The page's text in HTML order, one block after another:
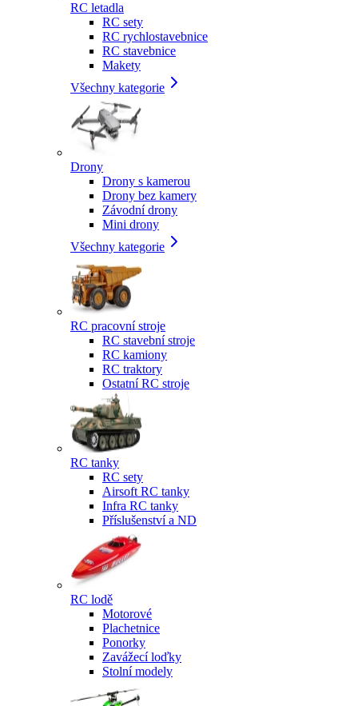
RC letadla
RC sety
RC rychlostavebnice
RC stavebnice
Makety
Všechny kategorie
Drony
Drony s kamerou
Drony bez kamery
Závodní drony
Mini drony
Všechny kategorie
RC pracovní stroje
RC stavební stroje
RC kamiony
RC traktory
Ostatní RC stroje
RC tanky
RC sety
Airsoft RC tanky
Infra RC tanky
Příslušenství a ND
RC lodě
Motorové
Plachetnice
Ponorky
Zavážecí loďky
Stolní modely